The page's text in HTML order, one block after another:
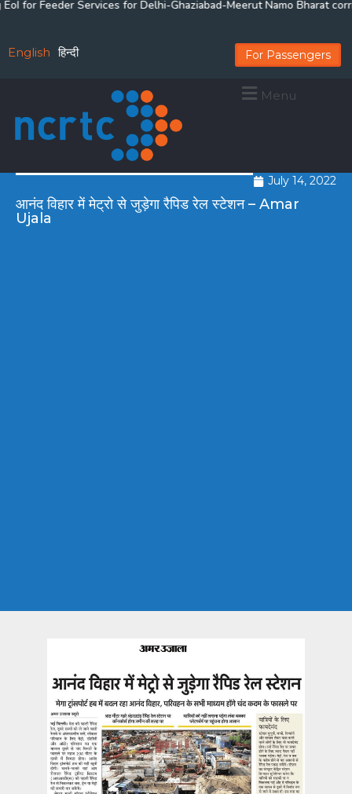
for Feeder Services for Delhi-Ghaziabad-Meerut Namo Bharat
English हिन्दी For Passengers
Menu
July 14, 2022
आनंद विहार में मेट्रो से जुड़ेगा रैपिड रेल स्टेशन – Amar
Ujala